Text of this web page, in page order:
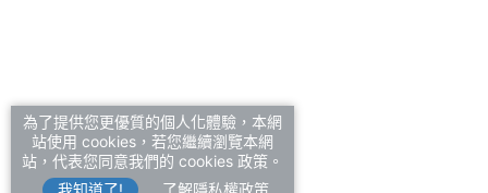
為了提供您更優質的個人化體驗，本網
站使用 cookies，若您繼續瀏覽本網
站，代表您同意我們的 cookies 政策。
我知道了!
了解隱私權政策